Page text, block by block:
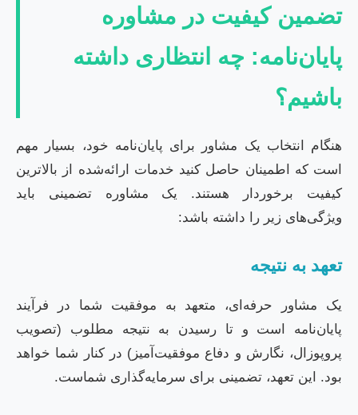
تضمین کیفیت در مشاوره
پایان‌نامه: چه انتظاری داشته
باشیم؟
هنگام انتخاب یک مشاور برای پایان‌نامه خود، بسیار مهم
است که اطمینان حاصل کنید خدمات ارائه‌شده از بالاترین
کیفیت برخوردار هستند. یک مشاوره تضمینی باید
ویژگی‌های زیر را داشته باشد:
تعهد به نتیجه
یک مشاور حرفه‌ای، متعهد به موفقیت شما در فرآیند
پایان‌نامه است و تا رسیدن به نتیجه مطلوب (تصویب
پروپوزال، نگارش و دفاع موفقیت‌آمیز) در کنار شما خواهد
بود. این تعهد، تضمینی برای سرمایه‌گذاری شماست.